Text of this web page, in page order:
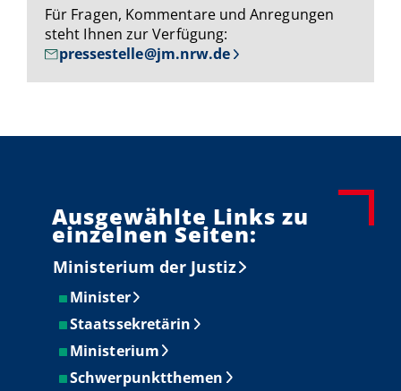
Für Fragen, Kommentare und Anregungen
steht Ihnen zur Verfügung:
pressestelle@jm.nrw.de
Ausgewählte Links zu
einzelnen Seiten:
Ministerium der Justiz
Minister
Staatssekretärin
Ministerium
Schwerpunktthemen